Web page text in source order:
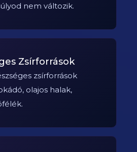
nem változik.
Zsírforrások
zsírforrások
olajos halak,